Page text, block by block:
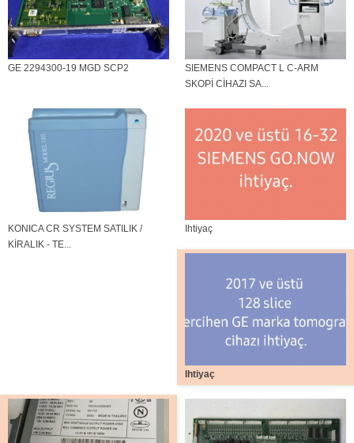
GE 2294300-19 MGD SCP2
SIEMENS COMPACT L C-ARM
SKOPİ CİHAZI SA...
KONICA CR SYSTEM SATILIK /
KİRALIK - TE...
Ihtiyaç
Ihtiyaç